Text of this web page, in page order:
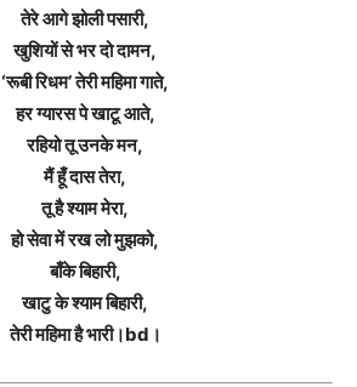
तेरे आगे झोली पसारी,
खुशियों से भर दो दामन,
‘रूबी रिधम’ तेरी महिमा गाते,
हर ग्यारस पे खाटू आते,
रहियो तू उनके मन,
मैं हूँ दास तेरा,
तू है श्याम मेरा,
हो सेवा में रख लो मुझको,
बाँके बिहारी,
खाटु के श्याम बिहारी,
तेरी महिमा है भारी।bd।